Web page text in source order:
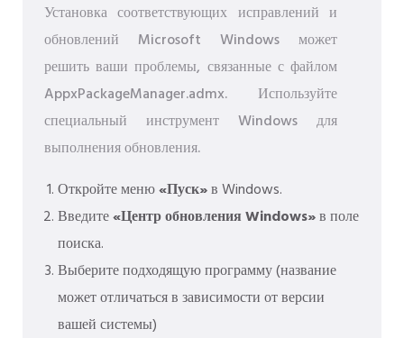
Установка соответствующих исправлений и
обновлений Microsoft Windows может
решить ваши проблемы, связанные с файлом
AppxPackageManager.admx. Используйте
специальный инструмент Windows для
выполнения обновления.
Откройте меню«Пуск»в Windows.
Введите«Центр обновления Windows»в поле
поиска.
Выберите подходящую программу (название
может отличаться в зависимости от версии
вашей системы)